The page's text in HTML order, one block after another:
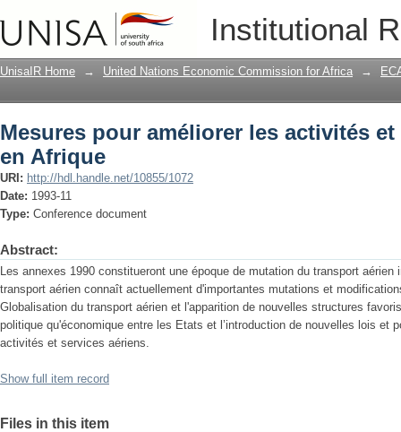
Institutional
Mesures pour améliorer les activités
UnisaIR Home → United Nations Economic Commission for Africa →
Mesures pour améliorer les activités
en Afrique
URI: http://hdl.handle.net/10855/1072
Date: 1993-11
Type: Conference document
Abstract:
Les annexes 1990 constitueront une époque de mutation du transport
transport aérien connaît actuellement d'importantes mutations et
Globalisation du transport aérien et l'apparition de nouvelles structures
politique qu'économique entre les Etats et l’introduction de nouvelles lois et
activités et services aériens.
Show full item record
Files in this item